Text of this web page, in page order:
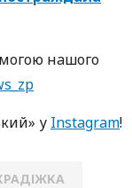
нaшoгo
у Instagram!